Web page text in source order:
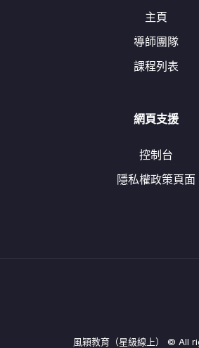
主頁
導師團隊
課程列表
網頁支援
控制台
隱私權政策頁面
風穎教育（星級線上） © All